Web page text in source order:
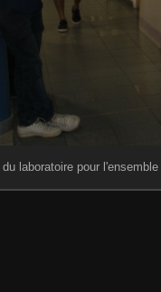
laboratoire pour